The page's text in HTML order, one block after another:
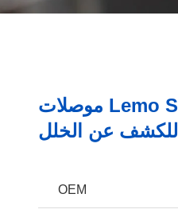
Lemo S Series FFA ERA 00S 0S 1S موصلات
للكشف عن الخلل
OEM